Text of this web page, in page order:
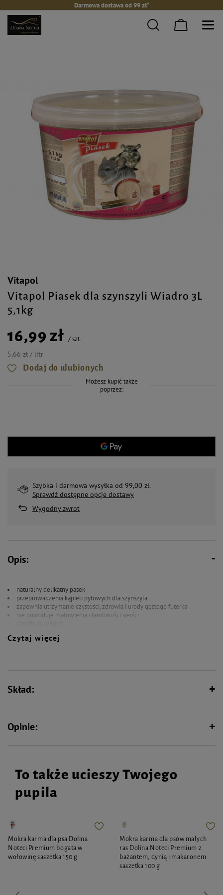
Darmowa dostawa od 99 zł*
Vitapol
Vitapol Piasek dla szynszyli Wiadro 3L
5,1kg
16,99 zł /szt.
5,66 zł / litr
Dodaj do ulubionych
Możesz kupić także
poprzez:
Szybka i darmowa wysyłka od 99,00 zł.
Sprawdź dostępne opcje dostawy
Wygodny zwrot
Opis:
naturalny delikatny pasek
przeprowadzenia kąpieli pyłowych dla szynszyla
zapewnia utrzymanie czystości, zdrowia i urody gęstego futerka
nie powoduje matowienia i łamliwości sierści
temperaturze 100C
Zaleca się 2-3 razy w tygodniu.
Czytaj więcej
Skład:
Opinie:
To także ucieszy Twojego
pupila
Mokra karma dla psa Dolina
Noteci Premium bogata w
wołowinę saszetka 150 g
Mokra karma dla psów małych
ras Dolina Noteci Premium z
bażantem, dynią i makaronem
saszetka 100 g